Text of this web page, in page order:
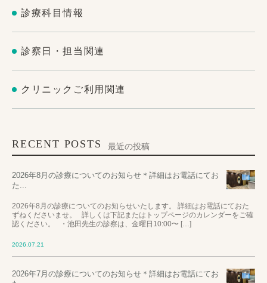
診療科目情報
診察日・担当関連
クリニックご利用関連
RECENT POSTS 最近の投稿
2026年8月の診療についてのお知らせ＊詳細はお電話にてお
た...
2026年8月の診療についてのお知らせいたします。 詳細はお電話にておた
ずねくださいませ。 詳しくは下記またはトップページのカレンダーをご確
認ください。 ・池田先生の診察は、金曜日10:00〜 […]
2026.07.21
2026年7月の診療についてのお知らせ＊詳細はお電話にてお